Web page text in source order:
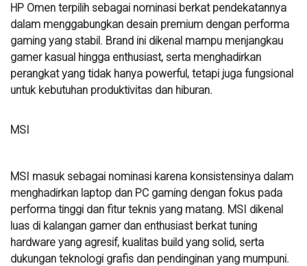
HP Omen terpilih sebagai nominasi berkat pendekatannya
dalam menggabungkan desain premium dengan performa
gaming yang stabil. Brand ini dikenal mampu menjangkau
gamer kasual hingga enthusiast, serta menghadirkan
perangkat yang tidak hanya powerful, tetapi juga fungsional
untuk kebutuhan produktivitas dan hiburan.
MSI
MSI masuk sebagai nominasi karena konsistensinya dalam
menghadirkan laptop dan PC gaming dengan fokus pada
performa tinggi dan fitur teknis yang matang. MSI dikenal
luas di kalangan gamer dan enthusiast berkat tuning
hardware yang agresif, kualitas build yang solid, serta
dukungan teknologi grafis dan pendinginan yang mumpuni.